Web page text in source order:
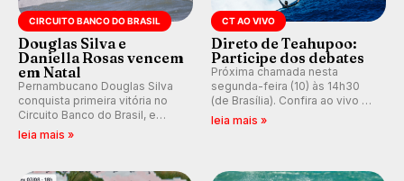
CIRCUITO BANCO DO BRASIL
Douglas Silva e
Daniella Rosas vencem
em Natal
Pernambucano Douglas Silva
conquista primeira vitória no
Circuito Banco do Brasil, e
peruana Daniella Rosas vence
(RN).
leia mais »
CT AO VIVO
Direto de Teahupoo:
Participe dos debates
Próxima chamada nesta
segunda-feira (10) às 14h30
(de Brasília). Confira ao vivo o
Outerknown Tahiti Pro 2026 e
leia mais »